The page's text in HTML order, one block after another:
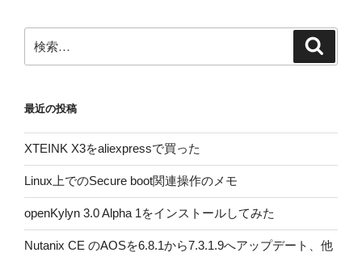
索:
最近の投稿
XTEINK X3をaliexpressで買った
Linux上でのSecure boot関連操作のメモ
openKylyn 3.0 Alpha 1をインストールしてみた
Nutanix CE のAOSを6.8.1から7.3.1.9へアップデート、他